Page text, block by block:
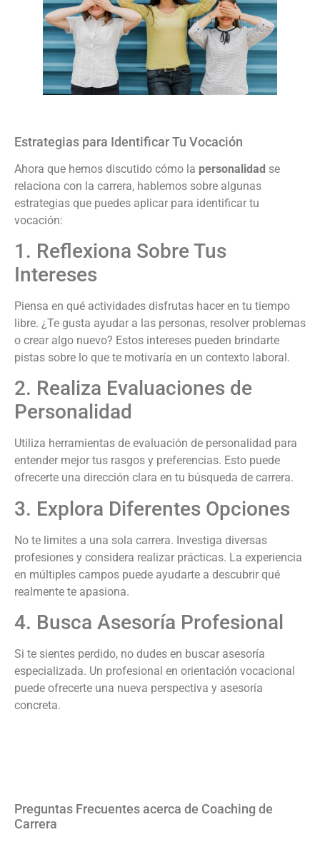
Estrategias para Identificar Tu Vocación
Ahora que hemos discutido cómo la personalidad se
relaciona con la carrera, hablemos sobre algunas
estrategias que puedes aplicar para identificar tu
vocación:
1. Reflexiona Sobre Tus
Intereses
Piensa en qué actividades disfrutas hacer en tu tiempo
libre. ¿Te gusta ayudar a las personas, resolver problemas
o crear algo nuevo? Estos intereses pueden brindarte
pistas sobre lo que te motivaría en un contexto laboral.
2. Realiza Evaluaciones de
Personalidad
Utiliza herramientas de evaluación de personalidad para
entender mejor tus rasgos y preferencias. Esto puede
ofrecerte una dirección clara en tu búsqueda de carrera.
3. Explora Diferentes Opciones
No te limites a una sola carrera. Investiga diversas
profesiones y considera realizar prácticas. La experiencia
en múltiples campos puede ayudarte a descubrir qué
realmente te apasiona.
4. Busca Asesoría Profesional
Si te sientes perdido, no dudes en buscar asesoría
especializada. Un profesional en orientación vocacional
puede ofrecerte una nueva perspectiva y asesoría
concreta.
Preguntas Frecuentes acerca de Coaching de
Carrera